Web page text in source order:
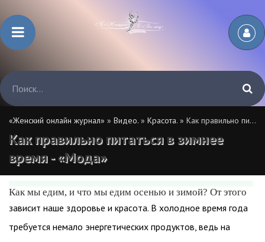
«Женский онлайн журнал» » Видео. » Красота. » Как правильно питаться в зимнее время - «Мода»
Как правильно питаться в зимнее
время - «Мода»
Как мы едим, и что мы едим осенью и зимой? От этого
зависит наше здоровье и красота. В холодное время года
требуется немало энергетических продуктов, ведь на